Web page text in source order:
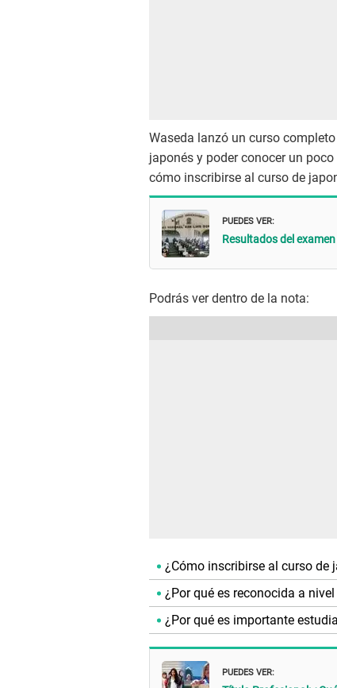
Waseda lanzó un curso
japonés y poder conocer un
cómo inscribirse al curso de
PUEDES VER:
Resultados del
Podrás ver dentro de la nota:
¿Cómo inscribirse al curso de
¿Por qué es reconocida a
¿Por qué es importante
PUEDES VER: